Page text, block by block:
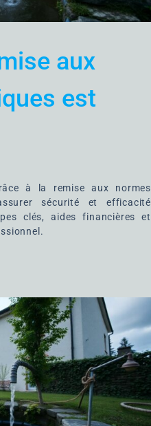
aux
est
à la remise aux normes
sécurité et efficacité
clés, aides financières et